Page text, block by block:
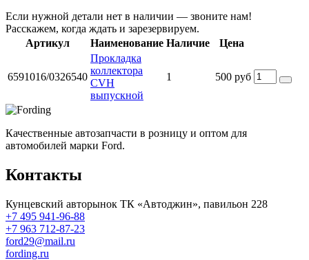
Если нужной детали нет в наличии — звоните нам!
Расскажем, когда ждать и зарезервируем.
Артикул
Наименование Наличие Цена
6591016/0326540
Прокладка
коллектора
CVH
выпускной
1 500 руб
Качественные автозапчасти в розницу и оптом для
автомобилей марки Ford.
Контакты
Кунцевский авторынок ТК «Автоджин», павильон 228
+7 495 941-96-88
+7 963 712-87-23
ford29@mail.ru
fording.ru